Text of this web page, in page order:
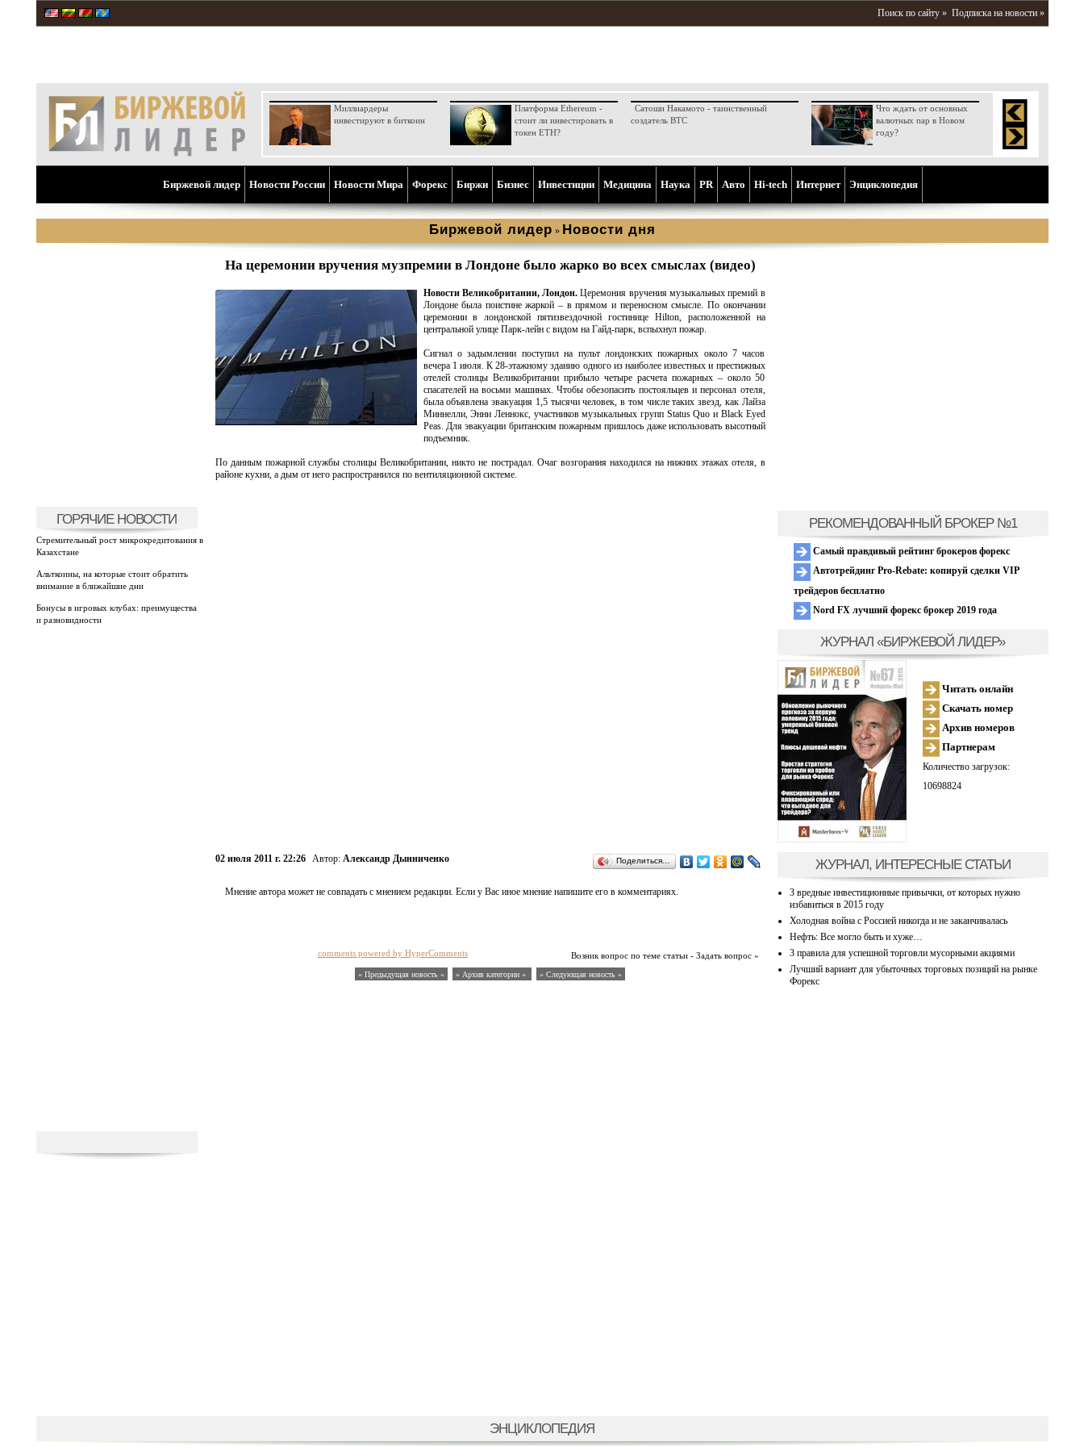
Поиск по сайту » Подписка на новости »
Миллиардеры
инвестируют в биткоин
Платформа Ethereum -
стоит ли инвестировать в
токен ETH?
Сатоши Накамото - таинственный
создатель BTC
Что ждать от основных
валютных пар в Новом
году?
Биржевой лидер Новости России Новости Мира Форекс Биржи Бизнес Инвестиции Медицина Наука PR Aвто Hi-tech Интернет Энциклопедия
Биржевой лидер » Новости дня
ГОРЯЧИЕ НОВОСТИ
Стремительный рост микрокредитования в
Казахстане
Альткоины, на которые стоит обратить
внимание в ближайшие дни
Бонусы в игровых клубах: преимущества
и разновидности
На церемонии вручения музпремии в Лондоне было жарко во всех смыслах (видео)
Новости Великобритании, Лондон. Церемония вручения музыкальных премий в
Лондоне была поистине жаркой – в прямом и переносном смысле. По окончании
церемонии в лондонской пятизвездочной гостинице Hilton, расположенной на
центральной улице Парк-лейн с видом на Гайд-парк, вспыхнул пожар.
Сигнал о задымлении поступил на пульт лондонских пожарных около 7 часов
вечера 1 июля. К 28-этажному зданию одного из наиболее известных и престижных
отелей столицы Великобритании прибыло четыре расчета пожарных – около 50
спасателей на восьми машинах. Чтобы обезопасить постояльцев и персонал отеля,
была объявлена эвакуация 1,5 тысячи человек, в том числе таких звезд, как Лайза
Миннелли, Энни Леннокс, участников музыкальных групп Status Quo и Black Eyed
Peas. Для эвакуации британским пожарным пришлось даже использовать высотный
подъемник.
По данным пожарной службы столицы Великобритании, никто не пострадал. Очаг возгорания находился на нижних этажах отеля, в
районе кухни, а дым от него распространился по вентиляционной системе.
02 июля 2011 г. 22:26 Автор: Александр Дынниченко Поделиться…
Мнение автора может не совпадать с мнением редакции. Если у Вас иное мнение напишите его в комментариях.
Возник вопрос по теме статьи - Задать вопрос »
comments powered by HyperComments
« Предыдущая новость « » Архив категории « » Следующая новость »
РЕКОМЕНДОВАННЫЙ БРОКЕР №1
Самый правдивый рейтинг брокеров форекс
Автотрейдинг Pro-Rebate: копируй сделки VIP
трейдеров бесплатно
Nord FX лучший форекс брокер 2019 года
ЖУРНАЛ «БИРЖЕВОЙ ЛИДЕР»
Читать онлайн
Скачать номер
Архив номеров
Партнерам
Количество загрузок:
10698824
ЖУРНАЛ, ИНТЕРЕСНЫЕ СТАТЬИ
3 вредные инвестиционные привычки, от которых нужно
избавиться в 2015 году
Холодная война с Россией никогда и не заканчивалась
Нефть: Все могло быть и хуже…
3 правила для успешной торговли мусорными акциями
Лучший вариант для убыточных торговых позиций на рынке
Форекс
ЭНЦИКЛОПЕДИЯ